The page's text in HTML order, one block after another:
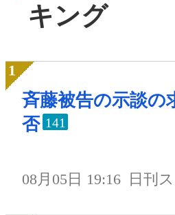
キング
斉藤被告の示談の
否 141
08月05日 19:16 日刊